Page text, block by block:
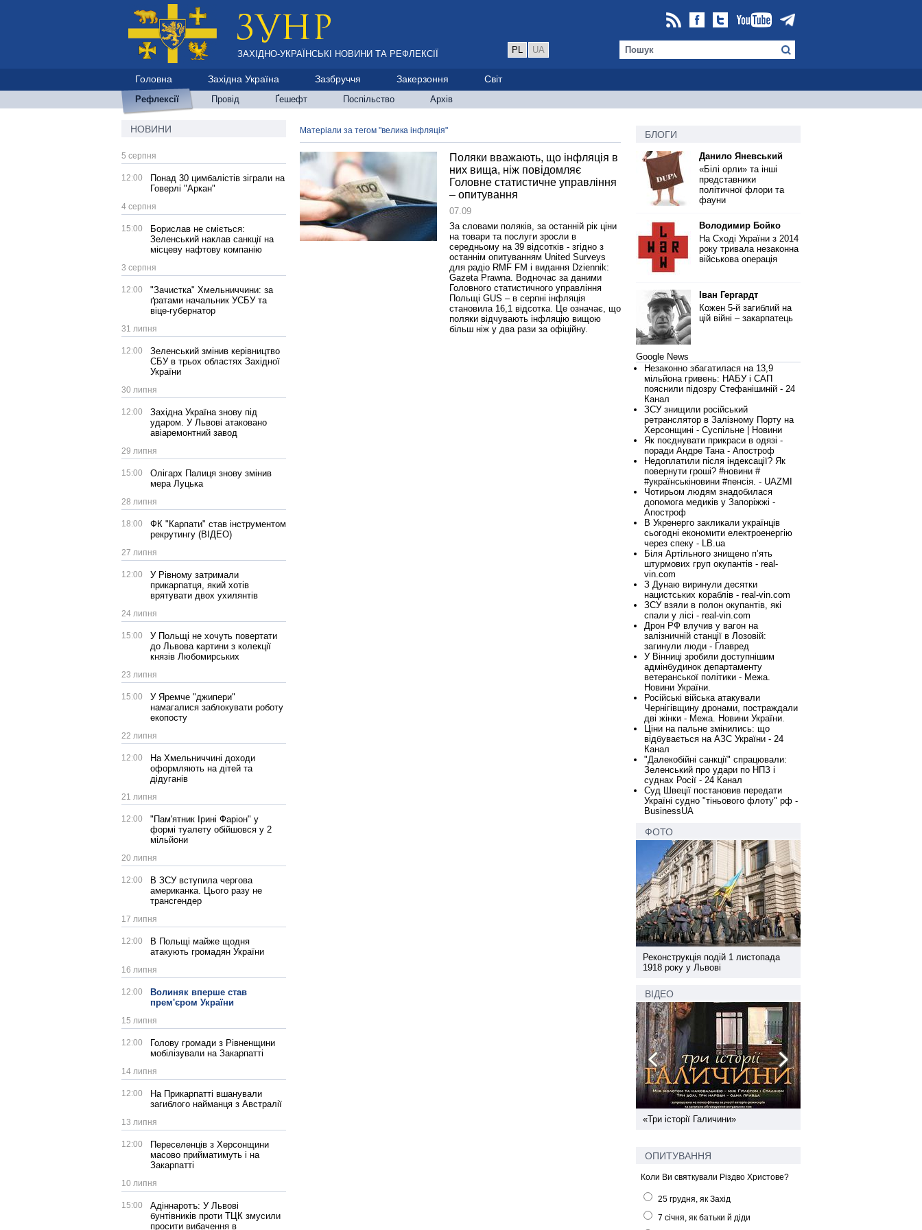
ЗАХІДНО-УКРАЇНСЬКІ НОВИНИ ТА РЕФЛЕКСІЇ PL UA
Головна Західна Україна Зазбруччя Закерзоння Світ
Рефлексії Провід Ґешефт Поспільство Архів
НОВИНИ
5 серпня
12:00
Понад 30 цимбалістів зіграли на
Говерлі "Аркан"
4 серпня
15:00
Борислав не сміється:
Зеленський наклав санкції на
місцеву нафтову компанію
3 серпня
12:00
"Зачистка" Хмельниччини: за
ґратами начальник УСБУ та
віце-губернатор
31 липня
12:00
Зеленський змінив керівництво
СБУ в трьох областях Західної
України
30 липня
12:00
Західна Україна знову під
ударом. У Львові атаковано
авіаремонтний завод
29 липня
15:00
Олігарх Палиця знову змінив
мера Луцька
28 липня
18:00
ФК "Карпати" став інструментом
рекрутингу (ВІДЕО)
27 липня
12:00
У Рівному затримали
прикарпатця, який хотів
врятувати двох ухилянтів
24 липня
15:00
У Польщі не хочуть повертати
до Львова картини з колекції
князів Любомирських
23 липня
15:00
У Яремче "джипери"
намагалися заблокувати роботу
екопосту
22 липня
12:00
На Хмельниччині доходи
оформляють на дітей та
дідуганів
21 липня
12:00
"Пам'ятник Ірині Фаріон" у
формі туалету обійшовся у 2
мільйони
20 липня
12:00
В ЗСУ вступила чергова
американка. Цього разу не
трансгендер
17 липня
12:00
В Польщі майже щодня
атакують громадян України
16 липня
12:00
Волиняк вперше став
прем'єром України
15 липня
12:00
Голову громади з Рівненщини
мобілізували на Закарпатті
14 липня
12:00
На Прикарпатті вшанували
загиблого найманця з Австралії
13 липня
12:00
Переселенців з Херсонщини
масово прийматимуть і на
Закарпатті
10 липня
15:00
Адіннаротъ: У Львові
бунтівників проти ТЦК змусили
просити вибачення в
Матеріали за тегом "велика інфляція"
Поляки вважають, що інфляція в
них вища, ніж повідомляє
Головне статистичне управління
– опитування
07.09
За словами поляків, за останній рік ціни
на товари та послуги зросли в
середньому на 39 відсотків - згідно з
останнім опитуванням United Surveys
для радіо RMF FM і видання Dziennik:
Gazeta Prawna. Водночас за даними
Головного статистичного управління
Польщі GUS – в серпні інфляція
становила 16,1 відсотка. Це означає, що
поляки відчувають інфляцію вищою
більш ніж у два рази за офіційну.
БЛОГИ
Данило Яневський
«Білі орли» та інші
представники
політичної флори та
фауни
Володимир Бойко
На Сході України з 2014
року тривала незаконна
військова операція
Іван Гергардт
Кожен 5-й загиблий на
цій війні – закарпатець
Google News
Незаконно збагатилася на 13,9
мільйона гривень: НАБУ і САП
пояснили підозру Стефанішиній - 24
Канал
ЗСУ знищили російський
ретранслятор в Залізному Порту на
Херсонщині - Суспільне | Новини
Як поєднувати прикраси в одязі -
поради Андре Тана - Апостроф
Недоплатили після індексації? Як
повернути гроші? #новини #
#українськіновини #пенсія. - UAZMI
Чотирьом людям знадобилася
допомога медиків у Запоріжжі -
Апостроф
В Укренерго закликали українців
сьогодні економити електроенергію
через спеку - LB.ua
Біля Артільного знищено п’ять
штурмових груп окупантів - real-
vin.com
З Дунаю виринули десятки
нацистських кораблів - real-vin.com
ЗСУ взяли в полон окупантів, які
спали у лісі - real-vin.com
Дрон РФ влучив у вагон на
залізничній станції в Лозовій:
загинули люди - Главред
У Вінниці зробили доступнішим
адмінбудинок департаменту
ветеранської політики - Межа.
Новини України.
Російські війська атакували
Чернігівщину дронами, постраждали
дві жінки - Межа. Новини України.
Ціни на пальне змінились: що
відбувається на АЗС України - 24
Канал
"Далекобійні санкції" спрацювали:
Зеленський про удари по НПЗ і
суднах Росії - 24 Канал
Суд Швеції постановив передати
Україні судно "тіньового флоту" рф -
BusinessUA
ФОТО
Реконструкція подій 1 листопада
1918 року у Львові
ВІДЕО
«Три історії Галичини»
ОПИТУВАННЯ
Коли Ви святкували Різдво Христове?
25 грудня, як Захід
7 січня, як батьки й діди